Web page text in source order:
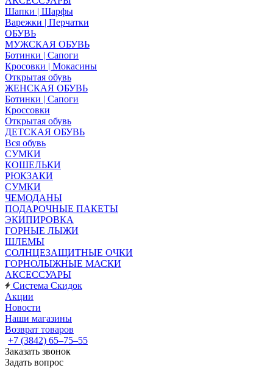
Шапки | Шарфы
Варежки | Перчатки
ОБУВЬ
МУЖСКАЯ ОБУВЬ
Ботинки | Сапоги
Кросовки | Мокасины
Открытая обувь
ЖЕНСКАЯ ОБУВЬ
Ботинки | Сапоги
Кроссовки
Открытая обувь
ДЕТСКАЯ ОБУВЬ
Вся обувь
СУМКИ
КОШЕЛЬКИ
РЮКЗАКИ
СУМКИ
ЧЕМОДАНЫ
ПОДАРОЧНЫЕ ПАКЕТЫ
ЭКИПИРОВКА
ГОРНЫЕ ЛЫЖИ
ШЛЕМЫ
СОЛНЦЕЗАЩИТНЫЕ ОЧКИ
ГОРНОЛЫЖНЫЕ МАСКИ
АКСЕССУАРЫ
Система Скидок
Акции
Новости
Наши магазины
Возврат товаров
+7 (3842) 65–75–55
Заказать звонок
Задать вопрос